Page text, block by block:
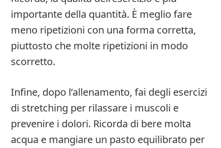
importante della quantità. È meglio fare
meno ripetizioni con una forma corretta,
piuttosto che molte ripetizioni in modo
scorretto.
Infine, dopo l’allenamento, fai degli esercizi
di stretching per rilassare i muscoli e
prevenire i dolori. Ricorda di bere molta
acqua e mangiare un pasto equilibrato per